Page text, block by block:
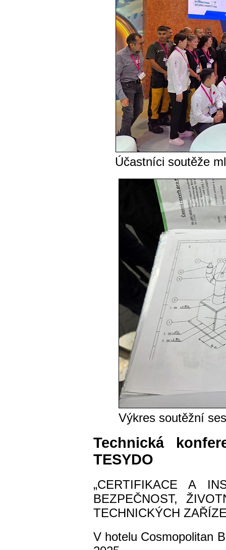
Účastníci soutěže
Výkres soutěžní
Technická
TESYDO
„CERTIFIKACE A
BEZPEČNOST,
TECHNICKÝCH
V hotelu Cosmopolitan